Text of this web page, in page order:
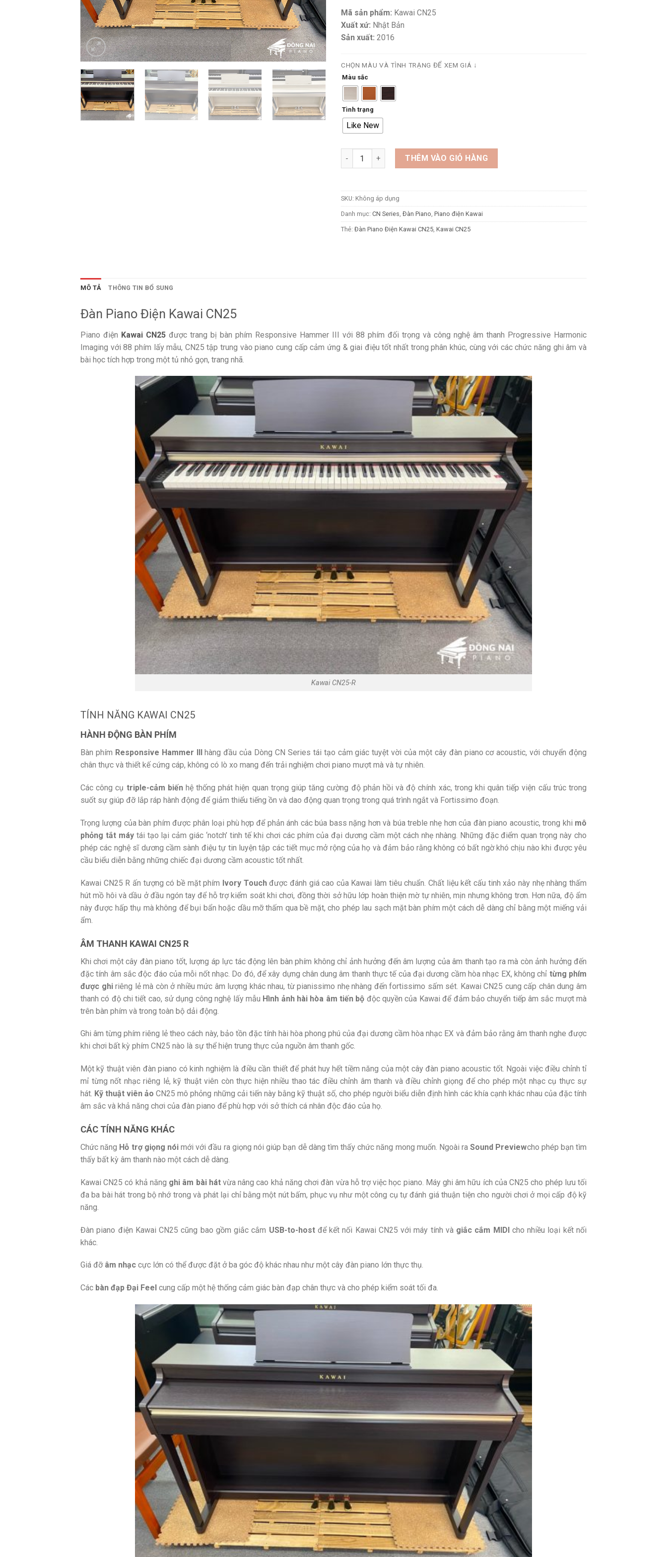
Mã sản phẩm: Kawai CN25
Xuất xứ: Nhật Bản
Sản xuất: 2016
CHỌN MÀU VÀ TÌNH TRẠNG ĐỂ XEM GIÁ ↓
Màu sắc
Tình trạng
Like New
Đàn Piano Điện Kawai CN25 số lượng
THÊM VÀO GIỎ HÀNG
SKU: Không áp dụng
Danh mục: CN Series, Đàn Piano, Piano điện Kawai
Thẻ: Đàn Piano Điện Kawai CN25, Kawai CN25
MÔ TẢ THÔNG TIN BỔ SUNG
Đàn Piano Điện Kawai CN25
Piano điện Kawai CN25 được trang bị bàn phím Responsive Hammer III với 88 phím đối trọng và công nghệ âm thanh Progressive Harmonic
Imaging với 88 phím lấy mẫu, CN25 tập trung vào piano cung cấp cảm ứng & giai điệu tốt nhất trong phân khúc, cùng với các chức năng ghi âm và
bài học tích hợp trong một tủ nhỏ gọn, trang nhã.
Kawai CN25-R
TÍNH NĂNG KAWAI CN25
HÀNH ĐỘNG BÀN PHÍM
Bàn phím Responsive Hammer III
hàng đầu của Dòng CN Series tái tạo cảm giác tuyệt vời của một cây đàn piano cơ acoustic, với chuyển động
chân thực và thiết kế cứng cáp, không có lò xo mang đến trải nghiệm chơi piano mượt mà và tự nhiên.
Các công cụ triple-cảm biếnhệ thống phát hiện quan trọng giúp tăng cường độ phản hồi và độ chính xác, trong khi quân tiếp viện cấu trúc trong
suốt sự giúp đỡ lắp ráp hành động để giảm thiểu tiếng ồn và dao động quan trọng trong quá trình ngắt và Fortissimo đoạn.
Trọng lượng của bàn phím được phân loại phù hợp để phản ánh các búa bass nặng hơn và búa treble nhẹ hơn của đàn piano acoustic, trong khi mô
phỏng tắt máytái tạo lại cảm giác ‘notch’ tinh tế khi chơi các phím của đại dương cầm một cách nhẹ nhàng. Những đặc điểm quan trọng này cho
phép các nghệ sĩ dương cầm sành điệu tự tin luyện tập các tiết mục mở rộng của họ và đảm bảo rằng không có bất ngờ khó chịu nào khi được yêu
cầu biểu diễn bằng những chiếc đại dương cầm acoustic tốt nhất.
Kawai CN25 R ấn tượng có bề mặt phím Ivory Touchđược đánh giá cao của Kawai làm tiêu chuẩn. Chất liệu kết cấu tinh xảo này nhẹ nhàng thấm
hút mồ hôi và dầu ở đầu ngón tay để hỗ trợ kiểm soát khi chơi, đồng thời sở hữu lớp hoàn thiện mờ tự nhiên, mịn nhưng không trơn. Hơn nữa, độ ẩm
này được hấp thụ mà không để bụi bẩn hoặc dầu mỡ thấm qua bề mặt, cho phép lau sạch mặt bàn phím một cách dễ dàng chỉ bằng một miếng vải
ẩm.
ÂM THANH KAWAI CN25 R
Khi chơi một cây đàn piano tốt, lượng áp lực tác động lên bàn phím không chỉ ảnh hưởng đến âm lượng của âm thanh tạo ra mà còn ảnh hưởng đến
đặc tính âm sắc độc đáo của mỗi nốt nhạc. Do đó, để xây dựng chân dung âm thanh thực tế của đại dương cầm hòa nhạc EX, không chỉ từng phím
được ghiriêng lẻ mà còn ở nhiều mức âm lượng khác nhau, từ pianissimo nhẹ nhàng đến fortissimo sấm sét. Kawai CN25 cung cấp chân dung âm
thanh có độ chi tiết cao, sử dụng công nghệ lấy mẫu Hình ảnh hài hòa âm tiến bộ độc quyền của Kawai để đảm bảo chuyển tiếp âm sắc mượt mà
trên bàn phím và trong toàn bộ dải động.
Ghi âm từng phím riêng lẻ theo cách này, bảo tồn đặc tính hài hòa phong phú của đại dương cầm hòa nhạc EX và đảm bảo rằng âm thanh nghe được
khi chơi bất kỳ phím CN25 nào là sự thể hiện trung thực của nguồn âm thanh gốc.
Một kỹ thuật viên đàn piano có kinh nghiệm là điều cần thiết để phát huy hết tiềm năng của một cây đàn piano acoustic tốt. Ngoài việc điều chỉnh tỉ
mỉ từng nốt nhạc riêng lẻ, kỹ thuật viên còn thực hiện nhiều thao tác điều chỉnh âm thanh và điều chỉnh giọng để cho phép một nhạc cụ thực sự
hát. Kỹ thuật viên ảo CN25 mô phỏng những cải tiến này bằng kỹ thuật số, cho phép người biểu diễn định hình các khía cạnh khác nhau của đặc tính
âm sắc và khả năng chơi của đàn piano để phù hợp với sở thích cá nhân độc đáo của họ.
CÁC TÍNH NĂNG KHÁC
Chức năng Hỗ trợ giọng nóimới với đầu ra giọng nói giúp bạn dễ dàng tìm thấy chức năng mong muốn. Ngoài raSound Previewcho phép bạn tìm
thấy bất kỳ âm thanh nào một cách dễ dàng.
Kawai CN25 có khả năng ghi âm bài hátvừa nâng cao khả năng chơi đàn vừa hỗ trợ việc học piano. Máy ghi âm hữu ích của CN25 cho phép lưu tối
đa ba bài hát trong bộ nhớ trong và phát lại chỉ bằng một nút bấm, phục vụ như một công cụ tự đánh giá thuận tiện cho người chơi ở mọi cấp độ kỹ
năng.
Đàn piano điện Kawai CN25 cũng bao gồm giắc cắm USB-to-hostđể kết nối Kawai CN25 với máy tính và giắc cắm MIDIcho nhiều loại kết nối
khác.
Giá đỡ âm nhạc cực lớn có thể được đặt ở ba góc độ khác nhau như một cây đàn piano lớn thực thụ.
Các bàn đạp Đại Feel cung cấp một hệ thống cảm giác bàn đạp chân thực và cho phép kiểm soát tối đa.